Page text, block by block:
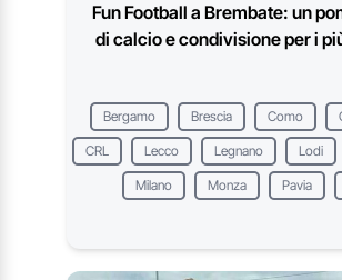
Fun Football a Brembate: un
di calcio e condivisione per i
Bergamo Brescia Como
CRL Lecco Legnano Lodi
Milano Monza Pavia